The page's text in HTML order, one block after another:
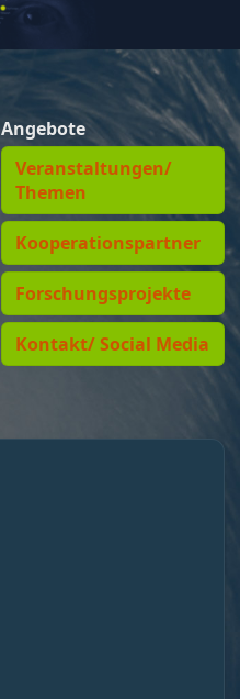
Angebote
Veranstaltungen/
Themen
Kooperationspartner
Forschungsprojekte
Kontakt/ Social Media